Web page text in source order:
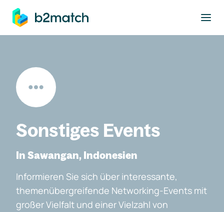
springen
Sonstiges Events
In Sawangan, Indonesien
Informieren Sie sich über interessante,
themenübergreifende Networking-Events mit
großer Vielfalt und einer Vielzahl von